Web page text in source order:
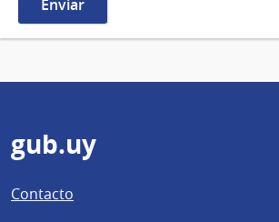
Pie
de
página
gub.uy
Contacto